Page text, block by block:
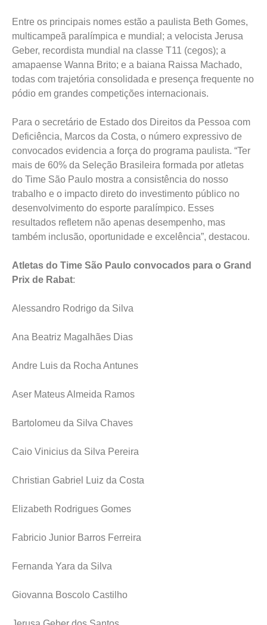
Entre os principais nomes estão a paulista Beth Gomes,
multicampeã paralímpica e mundial; a velocista Jerusa
Geber, recordista mundial na classe T11 (cegos); a
amapaense Wanna Brito; e a baiana Raissa Machado,
todas com trajetória consolidada e presença frequente no
pódio em grandes competições internacionais.
Para o secretário de Estado dos Direitos da Pessoa com
Deficiência, Marcos da Costa, o número expressivo de
convocados evidencia a força do programa paulista. “Ter
mais de 60% da Seleção Brasileira formada por atletas
do Time São Paulo mostra a consistência do nosso
trabalho e o impacto direto do investimento público no
desenvolvimento do esporte paralímpico. Esses
resultados refletem não apenas desempenho, mas
também inclusão, oportunidade e excelência”, destacou.
Atletas do Time São Paulo convocados para o Grand
Prix de Rabat:
Alessandro Rodrigo da Silva
Ana Beatriz Magalhães Dias
Andre Luis da Rocha Antunes
Aser Mateus Almeida Ramos
Bartolomeu da Silva Chaves
Caio Vinicius da Silva Pereira
Christian Gabriel Luiz da Costa
Elizabeth Rodrigues Gomes
Fabricio Junior Barros Ferreira
Fernanda Yara da Silva
Giovanna Boscolo Castilho